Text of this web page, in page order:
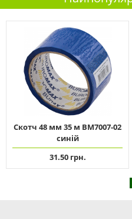
Скотч 48 мм 35 м ВМ7007-02
синій
31.50 грн.